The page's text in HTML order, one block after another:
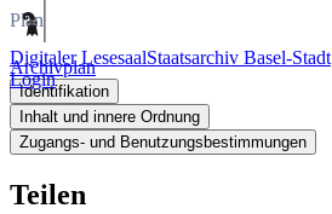
Digitaler LesesaalStaatsarchiv Basel-Stadt
Login
Plan
Archivplan
Identifikation
Inhalt und innere Ordnung
Zugangs- und Benutzungsbestimmungen
Teilen